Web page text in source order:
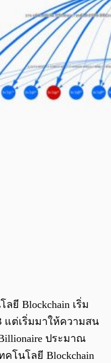
ยี Blockchain เริ่ม
แต่เริ่มมาให้ความสน
ประมาณ
คโนโลยี Blockchain